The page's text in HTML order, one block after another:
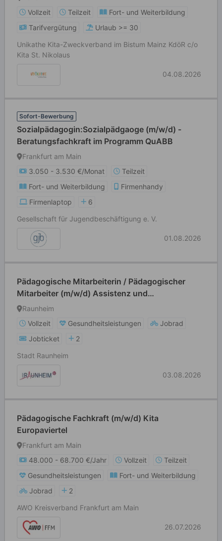
Vollzeit
Teilzeit
Fort- und Weiterbildung
Tarifvergütung
Urlaub >= 30
Unikathe Kita-Zweckverband im Bistum Mainz KdöR c/o
Kita St. Nikolaus
04.08.2026
Sofort-Bewerbung
Sozialpädagogin:Sozialpädgaoge (m/w/d) -
Beratungsfachkraft im Programm QuABB
Frankfurt am Main
3.050 - 3.530 €/Monat
Teilzeit
Fort- und Weiterbildung
Firmenhandy
Firmenlaptop
6
Gesellschaft für Jugendbeschäftigung e. V.
01.08.2026
Pädagogische Mitarbeiterin / Pädagogischer
Mitarbeiter (m/w/d) Assistenz und
unterstützende Fachkoordination im Bereich
Bildungsförderung
Raunheim
Vollzeit
Gesundheitsleistungen
Jobrad
Jobticket
2
Stadt Raunheim
03.08.2026
Pädagogische Fachkraft (m/w/d) Kita
Europaviertel
Frankfurt am Main
48.000 - 68.700 €/Jahr
Vollzeit
Teilzeit
Gesundheitsleistungen
Fort- und Weiterbildung
Jobrad
2
AWO Kreisverband Frankfurt am Main
26.07.2026